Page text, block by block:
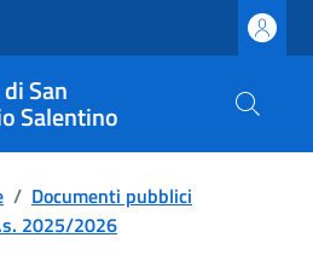
San
Salentino
/ Documenti pubblici
2025/2026